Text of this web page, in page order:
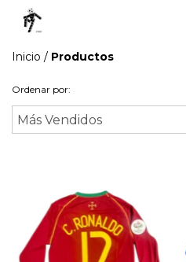
Inicio / Productos
Ordenar por: